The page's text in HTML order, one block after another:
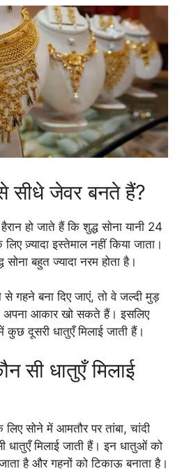
सीधे जेवर बनते हैं?
हो जाते हैं कि शुद्ध सोना यानी 24
ज़्यादा इस्तेमाल नहीं किया जाता।
बहुत ज्यादा नरम होता है।
गहने बना दिए जाएं, तो वे जल्दी मुड़
आकार खो सकते हैं। इसलिए
दूसरी धातुएँ मिलाई जाती हैं।
सी धातुएँ मिलाई
सोने में आमतौर पर तांबा, चांदी
मिलाई जाती हैं। इन धातुओं को
है और गहनों को टिकाऊ बनाता है।